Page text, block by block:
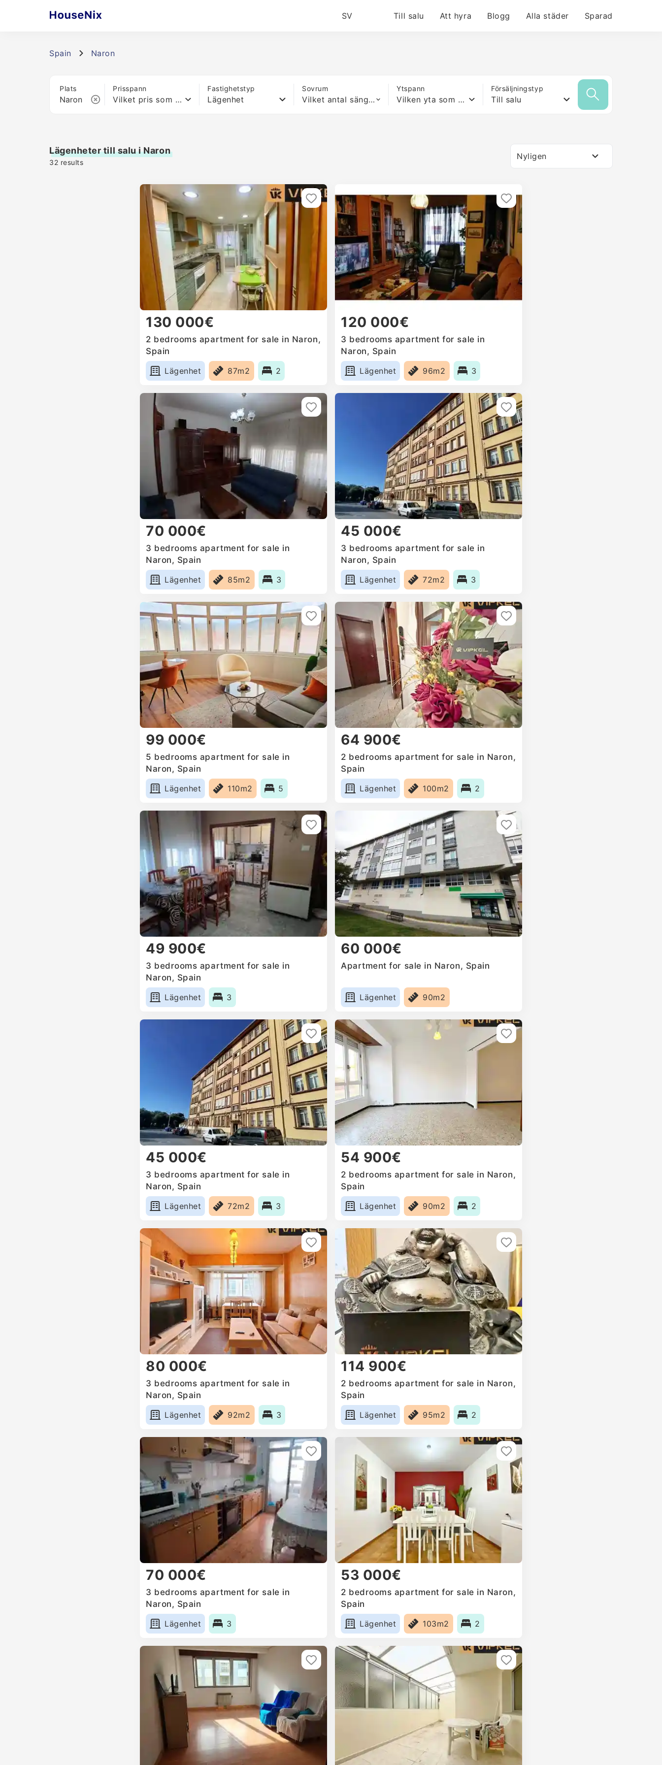
SV Till salu Att hyra Blogg Alla städer Sparad
Spain Naron
Plats Prisspann
Vilket pris som helst
Fastighetstyp
Lägenhet
Sovrum
Vilket antal sängar som helst
Ytspann
Vilken yta som helst
Försäljningstyp
Till salu
Lägenheter till salu i Naron
32 results
Nyligen
130 000€
2 bedrooms apartment for sale in Naron,
Spain
Lägenhet
87m2 2
120 000€
3 bedrooms apartment for sale in
Naron, Spain
Lägenhet
96m2 3
70 000€
3 bedrooms apartment for sale in
Naron, Spain
Lägenhet
85m2 3
45 000€
3 bedrooms apartment for sale in
Naron, Spain
Lägenhet
72m2 3
99 000€
5 bedrooms apartment for sale in
Naron, Spain
Lägenhet
110m2 5
64 900€
2 bedrooms apartment for sale in Naron,
Spain
Lägenhet
100m2 2
49 900€
3 bedrooms apartment for sale in
Naron, Spain
Lägenhet
3
60 000€
Apartment for sale in Naron, Spain
Lägenhet 90m2
45 000€
3 bedrooms apartment for sale in
Naron, Spain
Lägenhet
72m2 3
54 900€
2 bedrooms apartment for sale in Naron,
Spain
Lägenhet
90m2 2
80 000€
3 bedrooms apartment for sale in
Naron, Spain
Lägenhet
92m2 3
114 900€
2 bedrooms apartment for sale in Naron,
Spain
Lägenhet
95m2 2
70 000€
3 bedrooms apartment for sale in
Naron, Spain
Lägenhet
3
53 000€
2 bedrooms apartment for sale in Naron,
Spain
Lägenhet
103m2 2